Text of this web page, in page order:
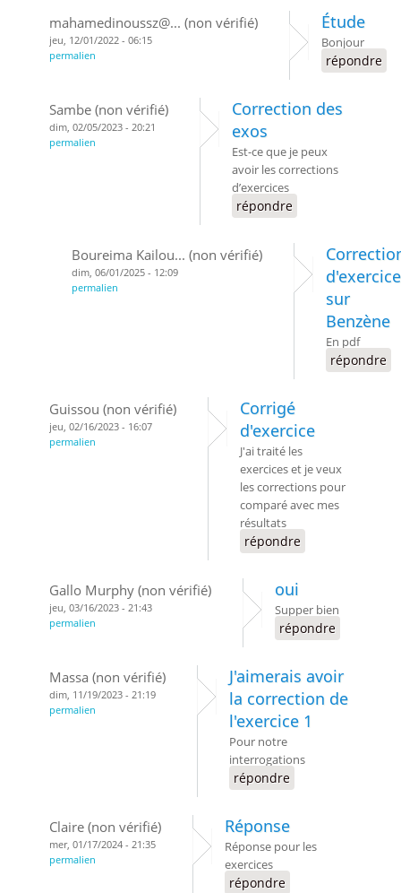
mahamedinoussz@... (non vérifié)
jeu, 12/01/2022 - 06:15
permalien
Étude
Bonjour
répondre
Sambe (non vérifié)
dim, 02/05/2023 - 20:21
permalien
Correction des
exos
Est-ce que je peux
avoir les corrections
d’exercices
répondre
Boureima Kailou... (non vérifié)
dim, 06/01/2025 - 12:09
permalien
sur
Benzène
En pdf
répondre
Guissou (non vérifié)
jeu, 02/16/2023 - 16:07
permalien
Corrigé
d'exercice
J'ai traité les
exercices et je veux
les corrections pour
comparé avec mes
résultats
répondre
Gallo Murphy (non vérifié)
jeu, 03/16/2023 - 21:43
permalien
oui
Supper bien
répondre
Massa (non vérifié)
dim, 11/19/2023 - 21:19
permalien
J'aimerais avoir
la correction de
l'exercice 1
Pour notre
interrogations
répondre
Claire (non vérifié)
mer, 01/17/2024 - 21:35
permalien
Réponse
Réponse pour les
exercices
répondre